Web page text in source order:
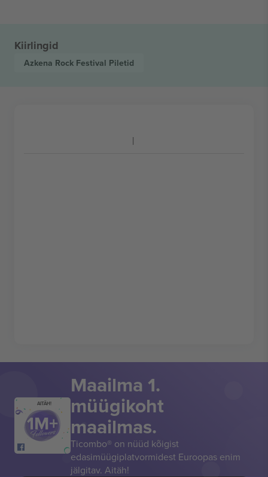
Kiirlingid
Azkena Rock Festival Piletid
AITÄH!
Maailma 1.
müügikoht
maailmas.
Ticombo® on nüüd kõigist
edasimüügiplatvormidest Euroopas enim
jälgitav. Aitäh!